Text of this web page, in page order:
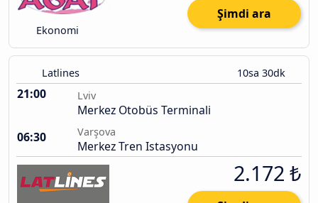
Ekonomi
Şimdi ara
Latlines 10sa 30dk
21:00 Lviv
Merkez Otobüs Terminali
06:30
Varşova
Merkez Tren Istasyonu
2.172 ₺